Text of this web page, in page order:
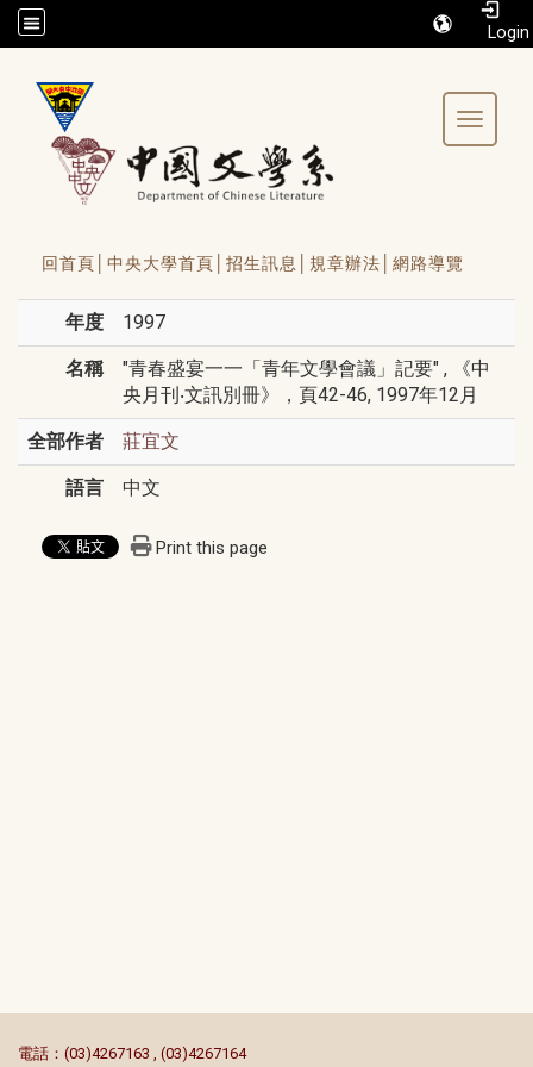
/accesskey"" title="Toolbar">:::
Toggle
回首頁│ 中央大學首頁│ 招生訊息│ 規章辦法│ 網路導覽
年度 1997
名稱
"青春盛宴一一「青年文學會議」記要" , 《中
央月刊‧文訊別冊》，頁42-46, 1997年12月
全部作者 莊宜文
語言 中文
Print this page
電話：(03)4267163 , (03)4267164